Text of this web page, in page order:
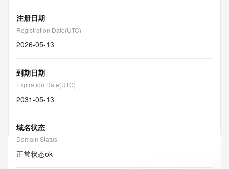
注册日期
Registration Date(UTC)
2026-05-13
到期日期
Expiration Date(UTC)
2031-05-13
域名状态
Domain Status
正常状态ok